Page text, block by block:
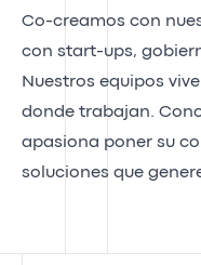
Co-creamos con
con start-ups,
Nuestros equipos
donde trabajan.
apasiona poner su
soluciones que